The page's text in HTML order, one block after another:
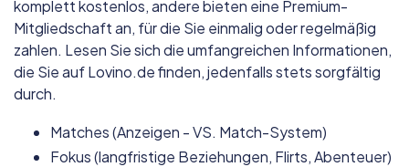
komplett kostenlos, andere bieten eine Premium-
Mitgliedschaft an, für die Sie einmalig oder regelmäßig
zahlen. Lesen Sie sich die umfangreichen Informationen,
die Sie auf Lovino.de finden, jedenfalls stets sorgfältig
durch.
Matches (Anzeigen - VS. Match-System)
Fokus (langfristige Beziehungen, Flirts, Abenteuer)